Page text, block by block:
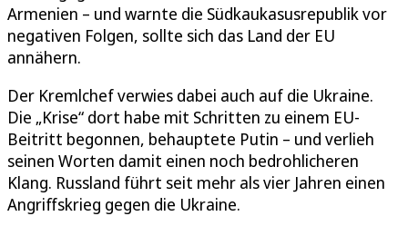
Armenien – und warnte die Südkaukasusrepublik vor
negativen Folgen, sollte sich das Land der EU
annähern.
Der Kremlchef verwies dabei auch auf die Ukraine.
Die „Krise“ dort habe mit Schritten zu einem EU-
Beitritt begonnen, behauptete Putin – und verlieh
seinen Worten damit einen noch bedrohlicheren
Klang. Russland führt seit mehr als vier Jahren einen
Angriffskrieg gegen die Ukraine.